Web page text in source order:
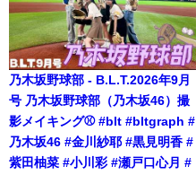
乃木坂野球部 - B.L.T.2026年9月
号 乃木坂野球部（乃木坂46）撮
影メイキング⚾️ #blt #bltgraph #
乃木坂46 #金川紗耶 #黒見明香 #
紫田柚菜 #小川彩 #瀬戸口心月 #